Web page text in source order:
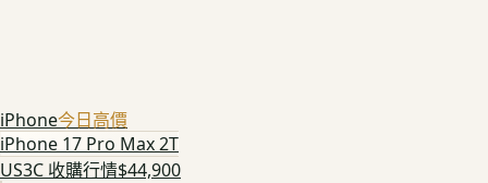
iPhone今日高價
iPhone 17 Pro Max 2T
US3C 收購行情$44,900